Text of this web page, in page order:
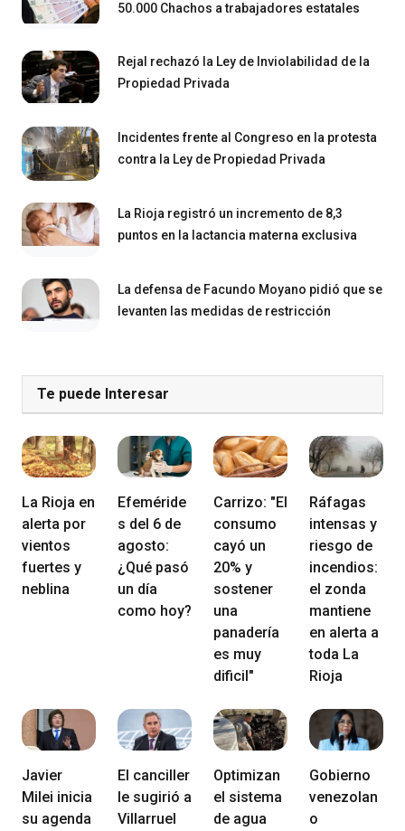
50.000 Chachos a trabajadores estatales
Rejal rechazó la Ley de Inviolabilidad de la
Propiedad Privada
Incidentes frente al Congreso en la protesta
contra la Ley de Propiedad Privada
La Rioja registró un incremento de 8,3
puntos en la lactancia materna exclusiva
La defensa de Facundo Moyano pidió que se
levanten las medidas de restricción
Te puede Interesar
La Rioja en
alerta por
vientos
fuertes y
neblina
Efeméride
s del 6 de
agosto:
¿Qué pasó
un día
como hoy?
Carrizo: "El
consumo
cayó un
20% y
sostener
una
panadería
es muy
dificil"
Ráfagas
intensas y
riesgo de
incendios:
el zonda
mantiene
en alerta a
toda La
Rioja
Javier
Milei inicia
su agenda
El canciller
le sugirió a
Villarruel
Optimizan
el sistema
de agua
Gobierno
venezolan
o